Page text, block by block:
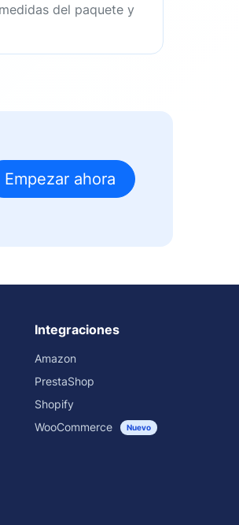
del paquete y
Empezar ahora
Integraciones
Amazon
PrestaShop
Shopify
WooCommerce
Nuevo